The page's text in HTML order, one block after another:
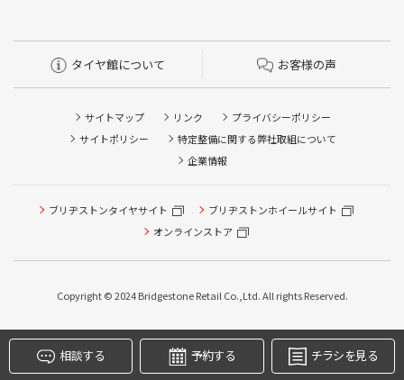
タイヤ館について お客様の声
サイトマップ リンク
プライバシーポリシー
サイトポリシー
特定整備に関する弊社取組について
企業情報
ブリヂストンタイヤサイト
ブリヂストンホイールサイト
オンラインストア
Copyright © 2024 Bridgestone Retail Co.,Ltd. All rights Reserved.
相談する 予約する チラシを見る
タイヤ点検・安全点検/タイヤ履き替え/オイル交換/その他
ピット作業の予約
本日のタイヤ履き替え順番待ち予約 ※クローク契約会員の